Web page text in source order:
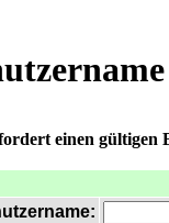
einen gültigen